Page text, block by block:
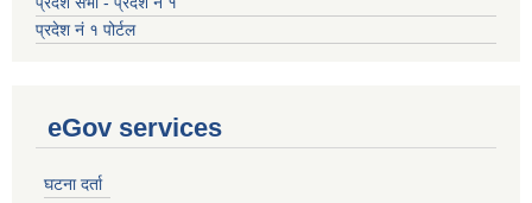
प्रदेश नं १ पोर्टल
eGov services
घटना दर्ता